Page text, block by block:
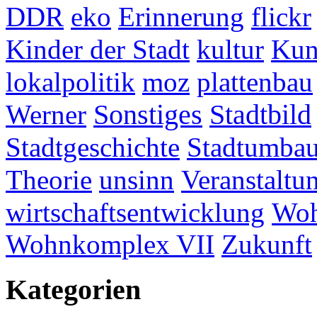
DDR eko Erinnerung flickr
Kinder der Stadt kultur
lokalpolitik moz plattenbau
Werner Sonstiges Stadtbild
Stadtgeschichte
Theorie unsinn
wirtschaftsentwicklung
Wohnkomplex VII Zukunft
Kategorien